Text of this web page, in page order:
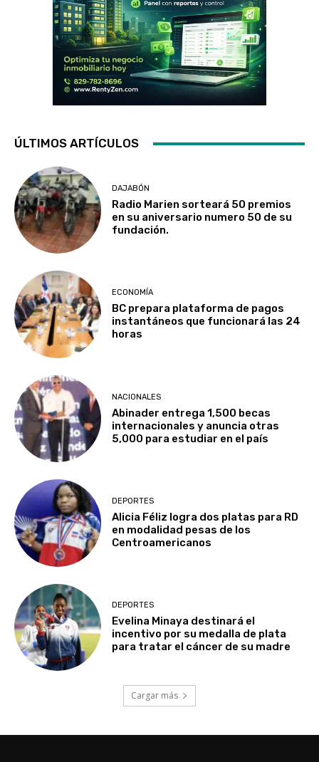
ÚLTIMOS ARTÍCULOS
DAJABÓN
Radio Marien sorteará 50 premios
en su aniversario numero 50 de su
fundación.
ECONOMÍA
BC prepara plataforma de pagos
instantáneos que funcionará las 24
horas
NACIONALES
Abinader entrega 1,500 becas
internacionales y anuncia otras
5,000 para estudiar en el país
DEPORTES
Alicia Féliz logra dos platas para RD
en modalidad pesas de los
Centroamericanos
DEPORTES
Evelina Minaya destinará el
incentivo por su medalla de plata
para tratar el cáncer de su madre
Cargar más